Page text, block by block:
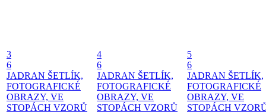
3
6
JADRAN ŠETLÍK,
FOTOGRAFICKÉ
OBRAZY, VE
STOPÁCH VZORŮ
4
6
JADRAN ŠETLÍK,
FOTOGRAFICKÉ
OBRAZY, VE
STOPÁCH VZORŮ
5
6
JADRAN ŠETLÍK,
FOTOGRAFICKÉ
OBRAZY, VE
STOPÁCH